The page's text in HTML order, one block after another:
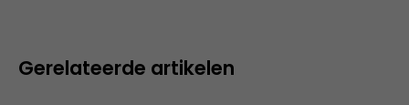
Gerelateerde artikelen